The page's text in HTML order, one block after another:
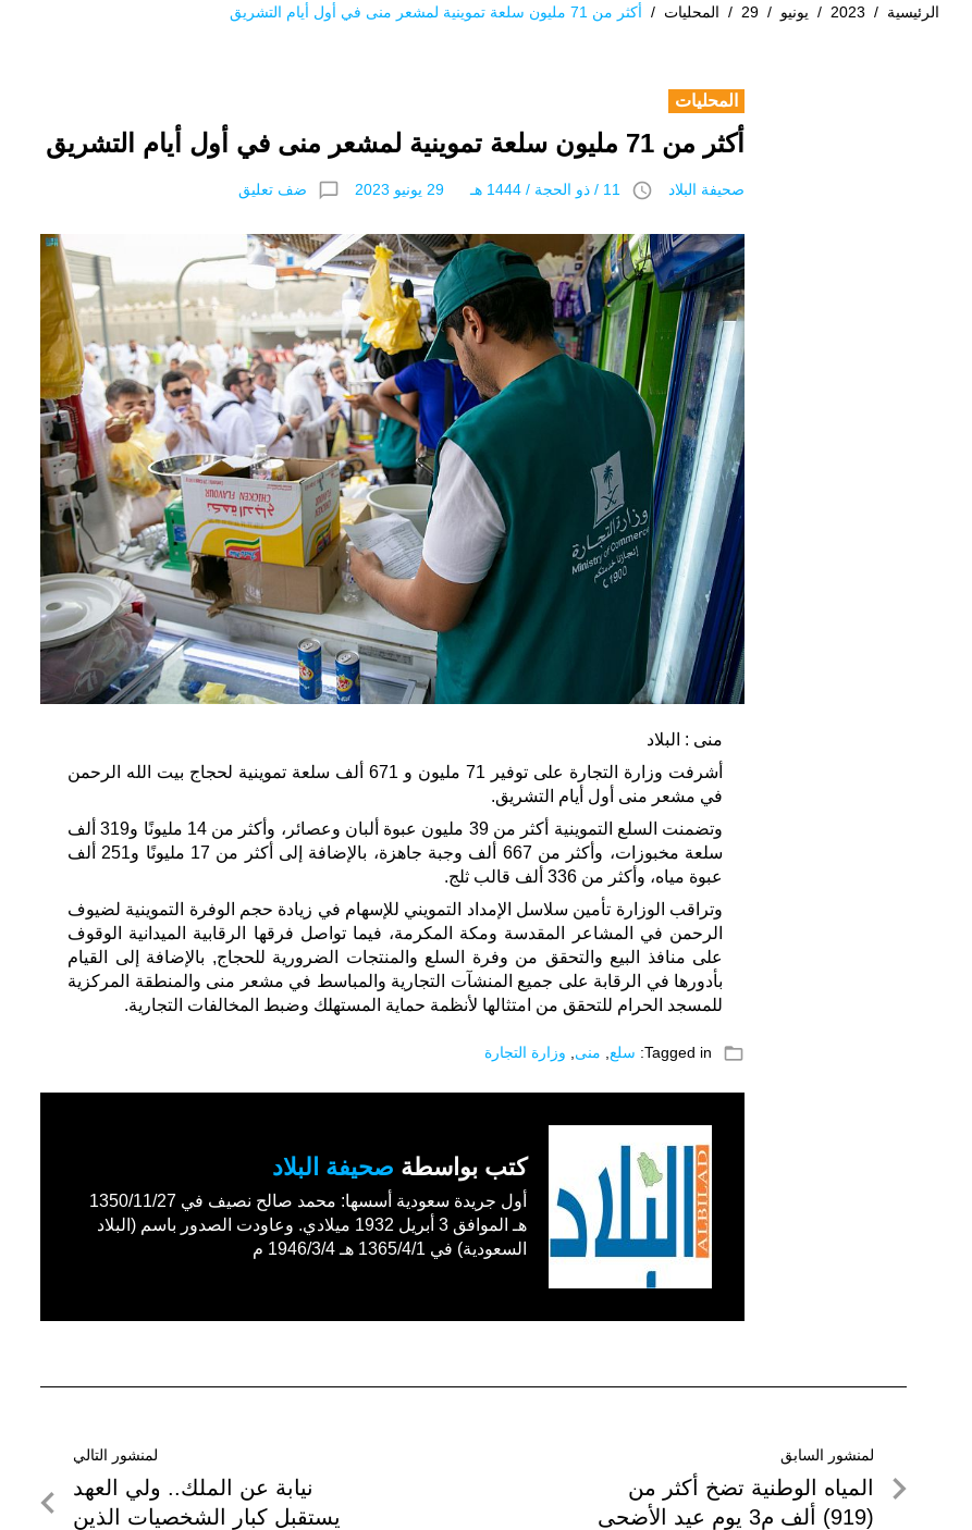
الرئيسية /
2023
/ يونيو /
29
/ المحليات / أكثر من 71 مليون سلعة تموينية لمشعر منى في أول أيام التشريق
المحليات
أكثر من 71 مليون سلعة تموينية لمشعر منى في أول أيام التشريق
صحيفة البلاد access_time 11 / ذو الحجة / 1444 هـ 29 يونيو 2023 chat_bubble_outline ضف تعليق
منى : البلاد
أشرفت وزارة التجارة على توفير 71 مليون و 671 ألف سلعة تموينية لحجاج بيت الله الرحمن
في مشعر منى أول أيام التشريق.
وتضمنت السلع التموينية أكثر من 39 مليون عبوة ألبان وعصائر، وأكثر من 14 مليونًا و319 ألف
سلعة مخبوزات، وأكثر من 667 ألف وجبة جاهزة، بالإضافة إلى أكثر من 17 مليونًا و251 ألف
عبوة مياه، وأكثر من 336 ألف قالب ثلج.
وتراقب الوزارة تأمين سلاسل الإمداد التمويني للإسهام في زيادة حجم الوفرة التموينية لضيوف
الرحمن في المشاعر المقدسة ومكة المكرمة، فيما تواصل فرقها الرقابية الميدانية الوقوف
على منافذ البيع والتحقق من وفرة السلع والمنتجات الضرورية للحجاج, بالإضافة إلى القيام
بأدورها في الرقابة على جميع المنشآت التجارية والمباسط في مشعر منى والمنطقة المركزية
للمسجد الحرام للتحقق من امتثالها لأنظمة حماية المستهلك وضبط المخالفات التجارية.
folder_open
Tagged in: سلع منى وزارة التجارة
كتب بواسطة صحيفة البلاد
أول جريدة سعودية أسسها: محمد صالح نصيف في 1350/11/27
هـ الموافق 3 أبريل 1932 ميلادي. وعاودت الصدور باسم (البلاد
السعودية) في 1365/4/1 هـ 1946/3/4 م
تصفّح
المقالات
لمنشور السابق
لمنشور
السابق
المياه الوطنية تضخ أكثر من
(919) ألف م3 يوم عيد الأضحى
لمنشور التالي
لمنشور
التالي
نيابة عن الملك.. ولي العهد
يستقبل كبار الشخصيات الذين